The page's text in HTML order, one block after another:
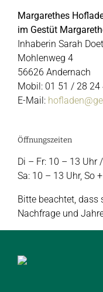
Margarethes
im Gestüt
Inhaberin Sarah
Mohlenweg 4
56626 Andernach
Mobil: 01 51 / 28 24
E-Mail:
Öffnungszeiten
Di – Fr: 10 – 13 Uhr
Sa: 10 – 13 Uhr, So
Bitte beachtet, dass
Nachfrage und